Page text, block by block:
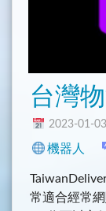
台灣
2023-01-
機器人
常適合經常